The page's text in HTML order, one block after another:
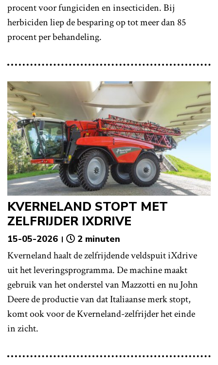
procent voor fungiciden en insecticiden. Bij
herbiciden liep de besparing op tot meer dan 85
procent per behandeling.
KVERNELAND STOPT MET
ZELFRIJDER IXDRIVE
15-05-2026 2 minuten
Kverneland haalt de zelfrijdende veldspuit iXdrive
uit het leveringsprogramma. De machine maakt
gebruik van het onderstel van Mazzotti en nu John
Deere de productie van dat Italiaanse merk stopt,
komt ook voor de Kverneland-zelfrijder het einde
in zicht.